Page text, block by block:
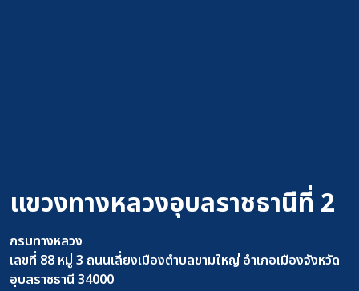
แขวงทางหลวงอุบลราชธานีที่ 2
กรมทางหลวง
เลขที่ 88 หมู่ 3 ถนนเลี่ยงเมืองตำบลขามใหญ่ อำเภอเมืองจังหวัด
อุบลราชธานี 34000